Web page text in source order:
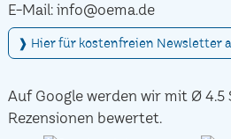
E-Mail: info@oema.de
❱ Hier für kostenfreien Newsletter
Auf Google werden wir mit Ø 4.5
Rezensionen bewertet.